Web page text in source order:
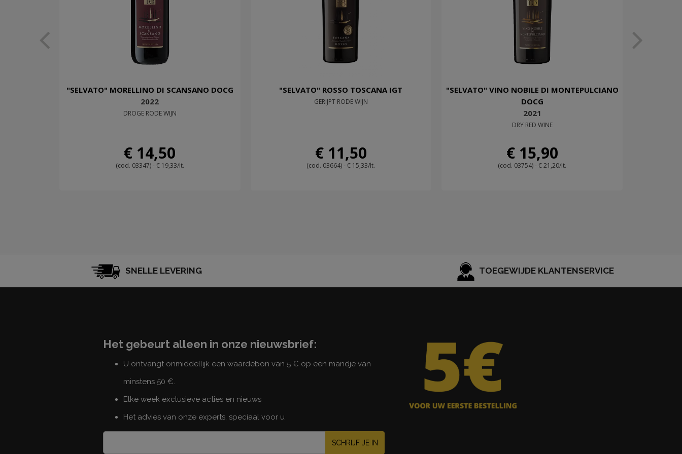
"SELVATO" MORELLINO DI SCANSANO DOCG
2022
DROGE RODE WIJN
€ 14,50
(cod. 03347) - € 19,33/lt.
"SELVATO" ROSSO TOSCANA IGT
GERIJPT RODE WIJN
€ 11,50
(cod. 03664) - € 15,33/lt.
"SELVATO" VINO NOBILE DI MONTEPULCIANO
DOCG
2021
DRY RED WINE
€ 15,90
(cod. 03754) - € 21,20/lt.
SNELLE LEVERING TOEGEWIJDE KLANTENSERVICE
Het gebeurt alleen in onze nieuwsbrief:
U ontvangt onmiddellijk een waardebon van 5 € op een mandje van
minstens 50 €.
Elke week exclusieve acties en nieuws
Het advies van onze experts, speciaal voor u
SCHRIJF JE IN